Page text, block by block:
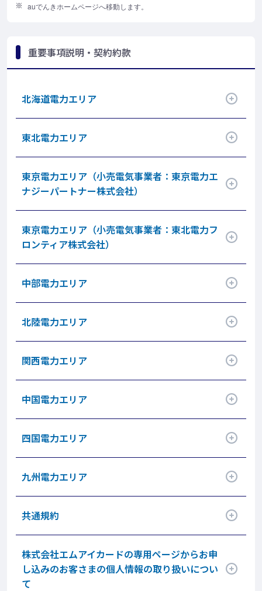
auでんきホームページへ移動します。
重要事項説明・契約約款
北海道電力エリア
東北電力エリア
東京電力エリア（小売電気事業者：東京電力エ
ナジーパートナー株式会社）
東京電力エリア（小売電気事業者：東北電力フ
ロンティア株式会社）
中部電力エリア
北陸電力エリア
関西電力エリア
中国電力エリア
四国電力エリア
九州電力エリア
共通規約
株式会社エムアイカードの専用ページからお申
し込みのお客さまの個人情報の取り扱いについ
て